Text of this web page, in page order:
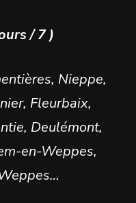
/ 7 )
Nieppe,
Fleurbaix,
Deulémont,
en-Weppes,